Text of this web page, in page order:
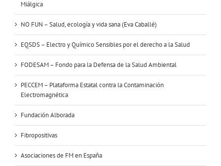
Miálgica
NO FUN – Salud, ecología y vida sana (Eva Caballé)
EQSDS – Electro y Químico Sensibles por el derecho a la Salud
FODESAM – Fondo para la Defensa de la Salud Ambiental
PECCEM – Plataforma Estatal contra la Contaminación
Electromagnética
Fundación Alborada
Fibropositivas
Asociaciones de FM en España